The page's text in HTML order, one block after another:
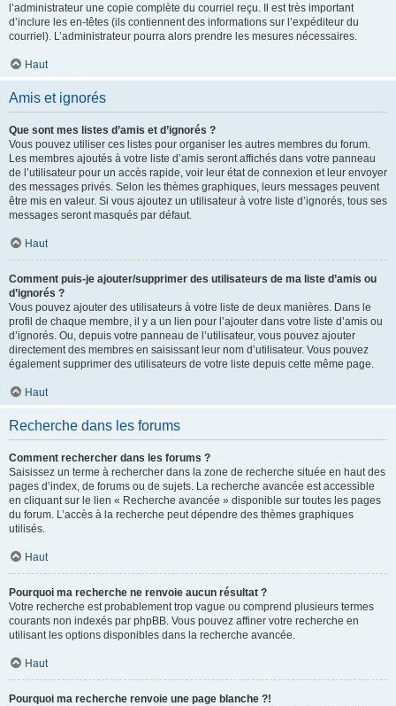
l’administrateur une copie complète du courriel reçu. Il est très important
d’inclure les en-têtes (ils contiennent des informations sur l’expéditeur du
courriel). L’administrateur pourra alors prendre les mesures nécessaires.
Haut
Amis et ignorés
Que sont mes listes d’amis et d’ignorés ?
Vous pouvez utiliser ces listes pour organiser les autres membres du forum.
Les membres ajoutés à votre liste d’amis seront affichés dans votre panneau
de l’utilisateur pour un accès rapide, voir leur état de connexion et leur envoyer
des messages privés. Selon les thèmes graphiques, leurs messages peuvent
être mis en valeur. Si vous ajoutez un utilisateur à votre liste d’ignorés, tous ses
messages seront masqués par défaut.
Haut
Comment puis-je ajouter/supprimer des utilisateurs de ma liste d’amis ou
d’ignorés ?
Vous pouvez ajouter des utilisateurs à votre liste de deux manières. Dans le
profil de chaque membre, il y a un lien pour l’ajouter dans votre liste d’amis ou
d’ignorés. Ou, depuis votre panneau de l’utilisateur, vous pouvez ajouter
directement des membres en saisissant leur nom d’utilisateur. Vous pouvez
également supprimer des utilisateurs de votre liste depuis cette même page.
Haut
Recherche dans les forums
Comment rechercher dans les forums ?
Saisissez un terme à rechercher dans la zone de recherche située en haut des
pages d’index, de forums ou de sujets. La recherche avancée est accessible
en cliquant sur le lien « Recherche avancée » disponible sur toutes les pages
du forum. L’accès à la recherche peut dépendre des thèmes graphiques
utilisés.
Haut
Pourquoi ma recherche ne renvoie aucun résultat ?
Votre recherche est probablement trop vague ou comprend plusieurs termes
courants non indexés par phpBB. Vous pouvez affiner votre recherche en
utilisant les options disponibles dans la recherche avancée.
Haut
Pourquoi ma recherche renvoie une page blanche ?!